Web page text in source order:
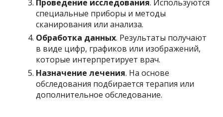
Проведение исследования. Используются
специальные приборы и методы
сканирования или анализа.
Обработка данных. Результаты получают
в виде цифр, графиков или изображений,
которые интерпретирует врач.
Назначение лечения. На основе
обследования подбирается терапия или
дополнительное обследование.